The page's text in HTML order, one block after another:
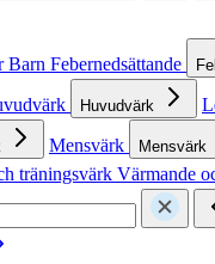
Barn Febernedsättande
Huvudvärk
Mensvärk Mensvärk
träningsvärk Värmande